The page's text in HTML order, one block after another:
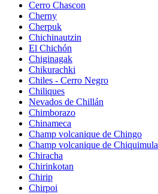
Cerro Chascon
Cherny
Cherpuk
Chichinautzin
El Chichón
Chiginagak
Chikurachki
Chiles - Cerro Negro
Chiliques
Nevados de Chillán
Chimborazo
Chinameca
Champ volcanique de Chingo
Champ volcanique de Chiquimula
Chiracha
Chirinkotan
Chirip
Chirpoi